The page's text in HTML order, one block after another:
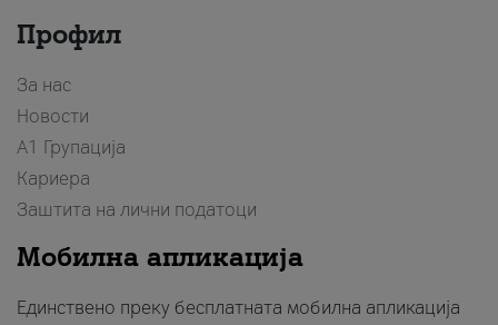
Профил
За нас
Новости
А1 Групација
Кариера
Заштита на лични податоци
Мобилна апликација
Единствено преку бесплатната мобилна апликација